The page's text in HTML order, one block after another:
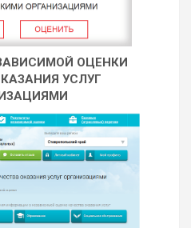
ОЦЕНКИ
УСЛУГ